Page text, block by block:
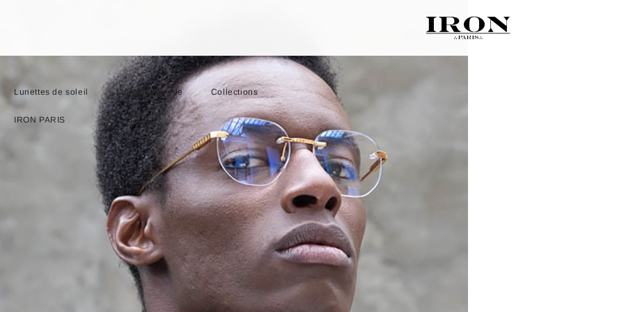
Lunettes de soleil Lunettes de vue Collections
IRON PARIS